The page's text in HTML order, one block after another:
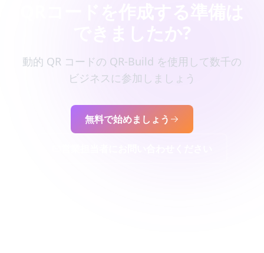
動的 QR コードの QR-Build を使用して数千の
ビジネスに参加しましょう
無料で始めましょう